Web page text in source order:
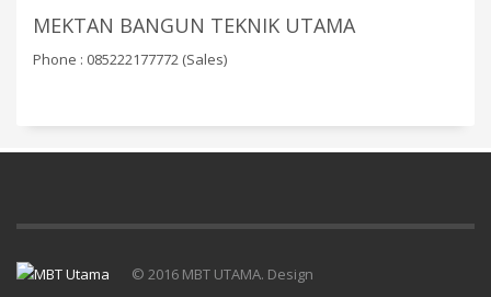
MEKTAN BANGUN TEKNIK UTAMA
Phone : 085222177772 (Sales)
© 2016 MBT UTAMA. Design